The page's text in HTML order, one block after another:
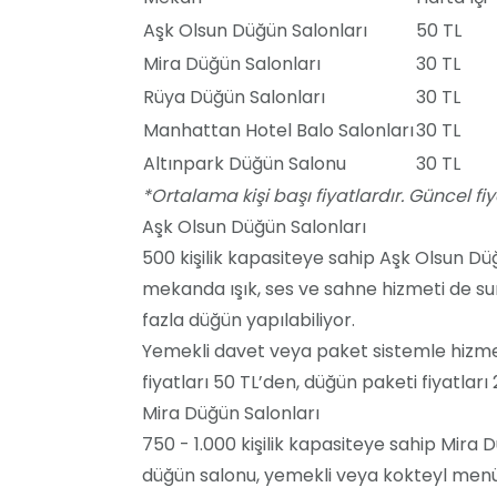
Aşk Olsun Düğün Salonları
50 TL
Mira Düğün Salonları
30 TL
Rüya Düğün Salonları
30 TL
Manhattan Hotel Balo Salonları30 TL
Altınpark Düğün Salonu
30 TL
*Ortalama kişi başı fiyatlardır. Güncel
Aşk Olsun Düğün Salonları
500 kişilik kapasiteye sahip Aşk Olsun
mekanda ışık, ses ve sahne hizmeti de
fazla düğün yapılabiliyor.
Yemekli davet veya paket sistemle
fiyatları 50 TL’den, düğün paketi fiyatları
Mira Düğün Salonları
750 - 1.000 kişilik kapasiteye sahip Mira
düğün salonu, yemekli veya kokteyl